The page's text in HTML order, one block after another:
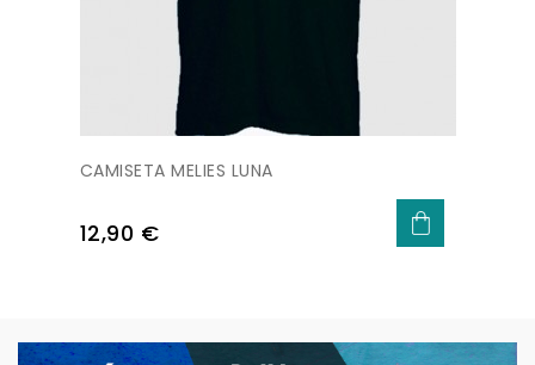
CAMISETA MELIES LUNA
Precio
12,90 €